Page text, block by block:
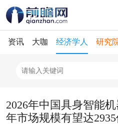
资讯 大咖 经济学人 研究
2026年中国具身智能
年市场规模有望达2935